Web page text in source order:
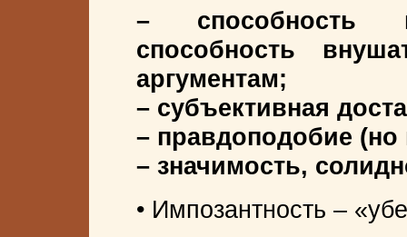
– способность
способность
аргументам;
– субъективная
– правдоподобие
– значимость,
• Импозантность –